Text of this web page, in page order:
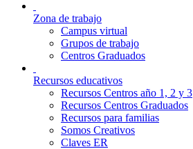
Zona de trabajo
Campus virtual
Grupos de trabajo
Centros Graduados
Recursos educativos
Recursos Centros año 1, 2 y 3
Recursos Centros Graduados
Recursos para familias
Somos Creativos
Claves ER